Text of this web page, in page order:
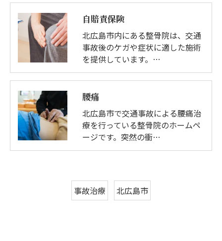
自賠責保険
北広島市内にある整骨院は、交通
事故後のケガや症状に適した施術
を提供しています。…
腰痛
北広島市で交通事故による腰痛治
療を行っている整骨院のホームペ
ージです。突然の衝…
事故治療 北広島市